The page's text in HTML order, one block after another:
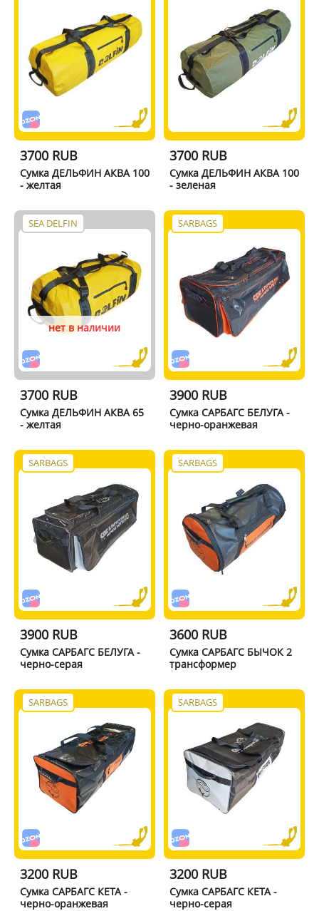
3700 RUB
Сумка ДЕЛЬФИН АКВА 100
- желтая
3700 RUB
Сумка ДЕЛЬФИН АКВА 100
- зеленая
SEA DELFIN
нет в наличии
3700 RUB
Сумка ДЕЛЬФИН АКВА 65
- желтая
SARBAGS
3900 RUB
Сумка САРБАГС БЕЛУГА -
черно-оранжевая
SARBAGS
3900 RUB
Сумка САРБАГС БЕЛУГА -
черно-серая
SARBAGS
3600 RUB
Сумка САРБАГС БЫЧОК 2
трансформер
SARBAGS
3200 RUB
Сумка САРБАГС КЕТА -
черно-оранжевая
SARBAGS
3200 RUB
Сумка САРБАГС КЕТА -
черно-серая